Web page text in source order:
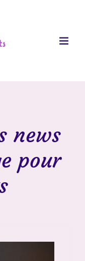
news
pour